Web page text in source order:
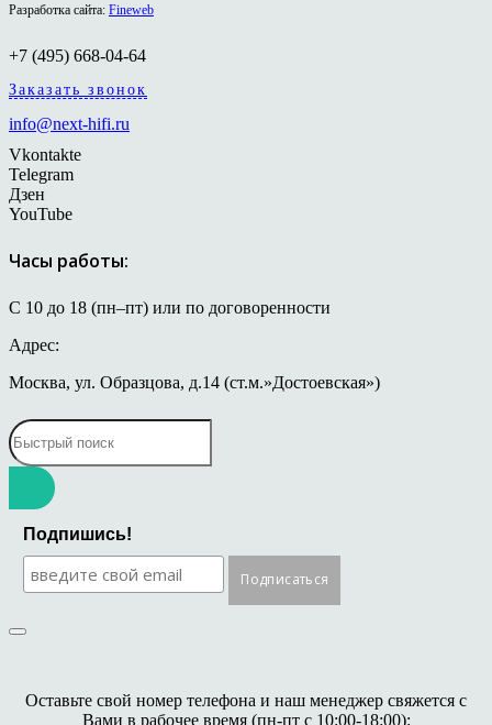
Разработка сайта: Fineweb
+7 (495) 668-04-64
Заказать звонок
info@next-hifi.ru
Vkontakte
Telegram
Дзен
YouTube
Часы работы:
С 10 до 18 (пн–пт) или по договоренности
Адрес:
Москва, ул. Образцова, д.14 (ст.м.»Достоевская»)
Подпишись!
Оставьте свой номер телефона и наш менеджер свяжется с
Вами в рабочее время (пн-пт с 10:00-18:00):